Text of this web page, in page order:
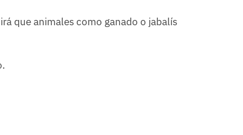
que animales como ganado o jabalís